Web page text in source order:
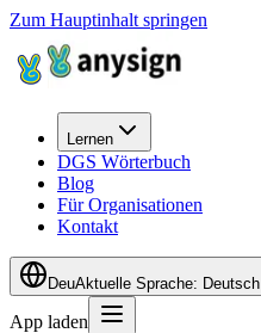
Zum Hauptinhalt springen
Lernen
DGS Wörterbuch
Blog
Für Organisationen
Kontakt
DeuAktuelle Sprache: Deutsch
App laden